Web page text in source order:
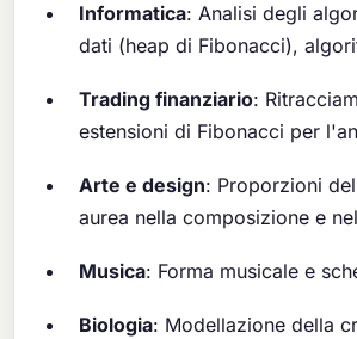
Informatica: Analisi degli
dati (heap di Fibonacci),
Trading finanziario:
estensioni di Fibonacci per
Arte e design: Proporzioni
aurea nella composizione e
Musica: Forma musicale e
Biologia: Modellazione della